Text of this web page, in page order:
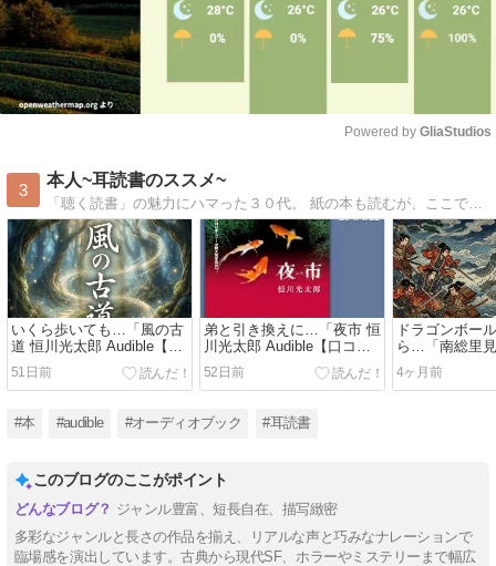
Powered by GliaStudios
3
本人~耳読書のススメ~
「聴く読書」の魅力にハマった３０代。 紙の本も読むが、ここでは“オーディオブックでも聴ける本”を中心にレビュー。
いくら歩いても…「風の古
道 恒川光太郎 Audible【口
コミレビュー・感想・評
価】
51日前
弟と引き換えに…「夜市 恒
川光太郎 Audible【口コミ
レビュー・感想・評価】
52日前
ドラゴンボー
ら…「南総里
Audible【口コ
感想・評価】
4ヶ月前
#本 #audible #オーディオブック #耳読書
このブログのここがポイント
ジャンル豊富、短長自在、描写緻密
多彩なジャンルと長さの作品を揃え、リアルな声と巧みなナレーションで
臨場感を演出しています。古典から現代SF、ホラーやミステリーまで幅広